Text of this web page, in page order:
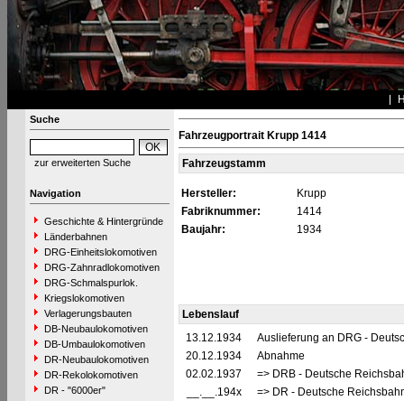
Suche
zur erweiterten Suche
Navigation
Geschichte & Hintergründe
Länderbahnen
DRG-Einheitslokomotiven
DRG-Zahnradlokomotiven
DRG-Schmalspurlok.
Kriegslokomotiven
Verlagerungsbauten
DB-Neubaulokomotiven
DB-Umbaulokomotiven
DR-Neubaulokomotiven
DR-Rekolokomotiven
DR - "6000er"
Fahrzeugportrait Krupp 1414
Fahrzeugstamm
Hersteller:
Krupp
Fabriknummer:
1414
Baujahr:
1934
Lebenslauf
13.12.1934
Auslieferung an DRG -
20.12.1934
Abnahme
02.02.1937
=> DRB - Deutsche
__.__.194x
=> DR - Deutsche